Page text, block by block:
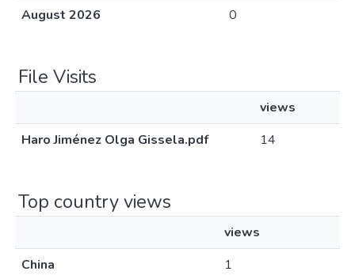
August 2026
0
File Visits
views
Haro Jiménez Olga Gissela.pdf
14
Top country views
views
China
1